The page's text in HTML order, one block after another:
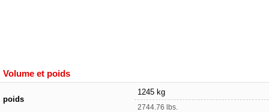
Volume et poids
poids
1245 kg
2744.76 lbs.